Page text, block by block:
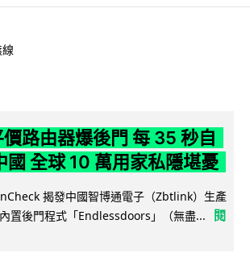
路由器爆後門 每 35 秒自
國 全球 10 萬用家私隱堪憂
揭發中國智博通電子（Zbtlink）生產
置後門程式「Endlessdoors」（無盡...
閱